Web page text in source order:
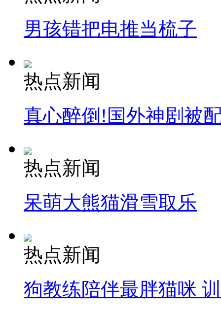
男孩错把电推当梳子
热点新闻
真心醉倒!国外神剧被
热点新闻
呆萌大熊猫滑雪取乐
热点新闻
狗教练陪伴最胖猫咪